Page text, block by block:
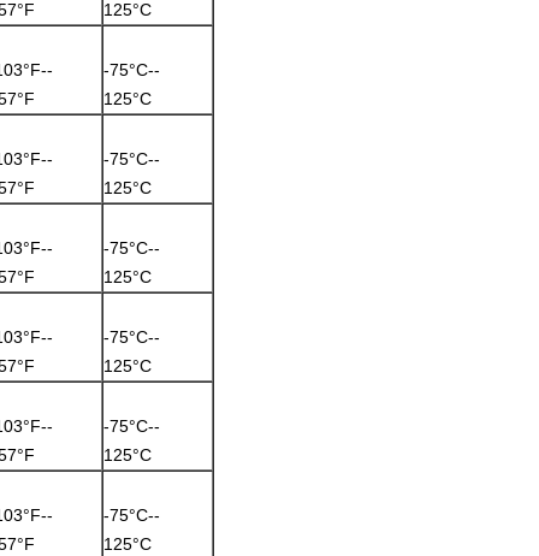
125°C
-75°C--
125°C
-75°C--
125°C
-75°C--
125°C
-75°C--
125°C
-75°C--
125°C
-75°C--
125°C